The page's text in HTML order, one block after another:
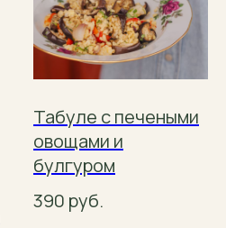
Табуле с печеными
овощами и
булгуром
390 руб.